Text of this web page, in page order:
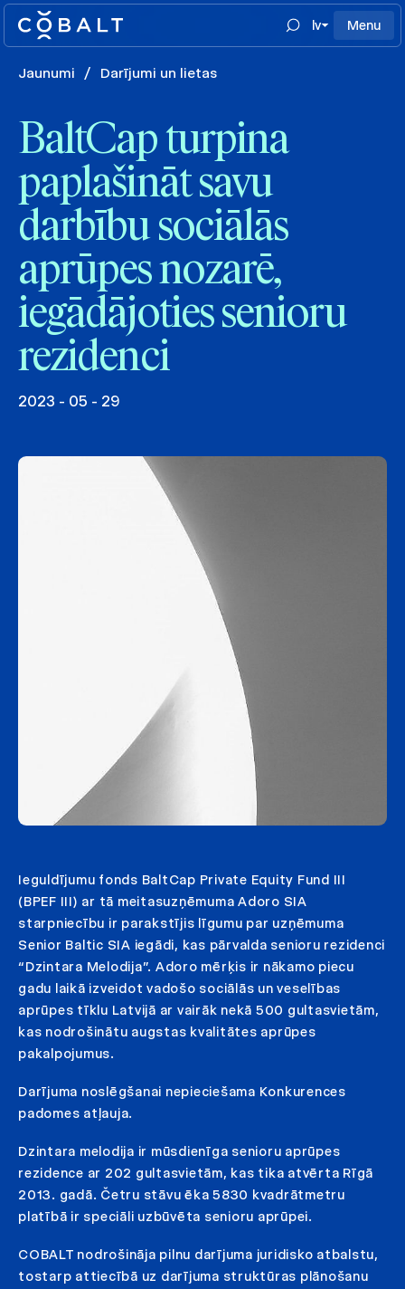
lv Menu
Jaunumi / Darījumi un lietas
BaltCap turpina
paplašināt savu
darbību sociālās
aprūpes nozarē,
iegādājoties senioru
rezidenci
2023 - 05 - 29
Ieguldījumu fonds BaltCap Private Equity Fund III
(BPEF III) ar tā meitasuzņēmuma Adoro SIA
starpniecību ir parakstījis līgumu par uzņēmuma
Senior Baltic SIA iegādi, kas pārvalda senioru rezidenci
“Dzintara Melodija”. Adoro mērķis ir nākamo piecu
gadu laikā izveidot vadošo sociālās un veselības
aprūpes tīklu Latvijā ar vairāk nekā 500 gultasvietām,
kas nodrošinātu augstas kvalitātes aprūpes
pakalpojumus.
Darījuma noslēgšanai nepieciešama Konkurences
padomes atļauja.
Dzintara melodija ir mūsdienīga senioru aprūpes
rezidence ar 202 gultasvietām, kas tika atvērta Rīgā
2013. gadā. Četru stāvu ēka 5830 kvadrātmetru
platībā ir speciāli uzbūvēta senioru aprūpei.
COBALT nodrošināja pilnu darījuma juridisko atbalstu,
tostarp attiecībā uz darījuma struktūras plānošanu